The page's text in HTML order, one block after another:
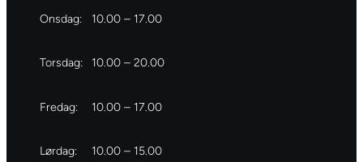
Onsdag: 10.00 – 17.00
Torsdag: 10.00 – 20.00
Fredag: 10.00 – 17.00
Lørdag: 10.00 – 15.00